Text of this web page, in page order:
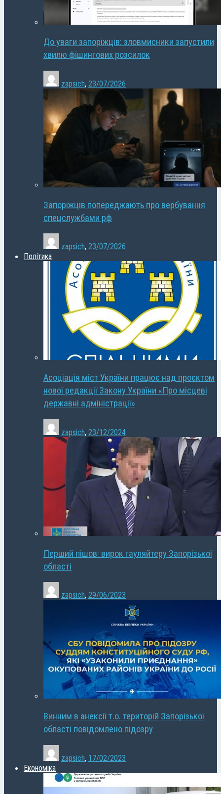
До уваги запоріжців: зловмисники запустили
хвилю фішингових розсилок
zapsich, 23/07/2026
Запоріжців попереджають про вербування
спецслужбами рф
zapsich, 23/07/2026
Політика
Асоціація міст України працює над проєктом
нової редакції Закону України «Про місцеві
державні адміністрації»
zapsich, 23/12/2024
Перший пішов: вирок гауляйтеру Запорізької
області
zapsich, 29/06/2023
Винним в анексії т.о. територій Запорізької
області повідомлено підозру
zapsich, 17/02/2023
Економіка